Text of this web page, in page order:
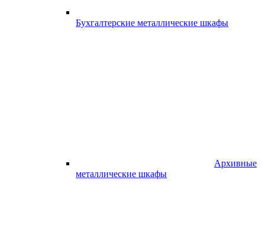
Бухгалтерские металлические шкафы
Архивные
металлические шкафы